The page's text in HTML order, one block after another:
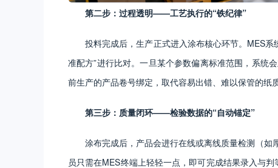
第二步：过程透明——工艺执行的“铁纪律”
投料完成后，生产正式进入涂布核心环节。MES
准配方”进行比对。一旦某个参数偏离标准范围，系统
前生产的产品卷号绑定，取代容易出错、难以保管的纸
第三步：质量闭环——检验数据的“自动锚定”
涂布完成后，产品会进行在线或离线质量检测（如
员只需在MES终端上轻轻一点，即可完成结果录入与